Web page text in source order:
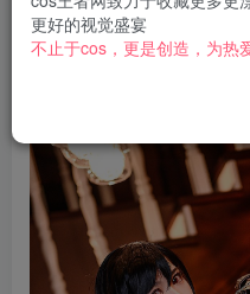
立
更好的视觉盛宴
不止于cos，更是创造，为热